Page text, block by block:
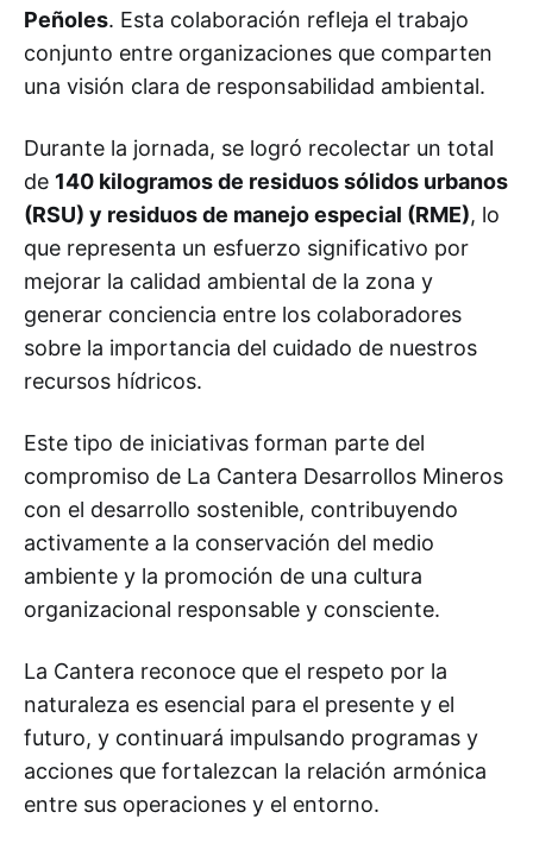
Peñoles. Esta colaboración refleja el trabajo
conjunto entre organizaciones que comparten
una visión clara de responsabilidad ambiental.
Durante la jornada, se logró recolectar un total
de 140 kilogramos de residuos sólidos urbanos
(RSU) y residuos de manejo especial (RME), lo
que representa un esfuerzo significativo por
mejorar la calidad ambiental de la zona y
generar conciencia entre los colaboradores
sobre la importancia del cuidado de nuestros
recursos hídricos.
Este tipo de iniciativas forman parte del
compromiso de La Cantera Desarrollos Mineros
con el desarrollo sostenible, contribuyendo
activamente a la conservación del medio
ambiente y la promoción de una cultura
organizacional responsable y consciente.
La Cantera reconoce que el respeto por la
naturaleza es esencial para el presente y el
futuro, y continuará impulsando programas y
acciones que fortalezcan la relación armónica
entre sus operaciones y el entorno.